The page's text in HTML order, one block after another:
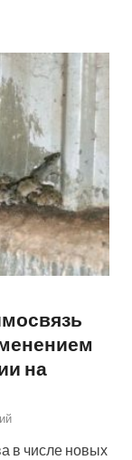
на
в числе новых